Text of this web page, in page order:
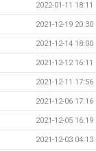
2022-01-11 18:11
2021-12-19 20:30
2021-12-14 18:00
2021-12-12 16:11
2021-12-11 17:56
2021-12-06 17:16
2021-12-05 16:19
2021-12-03 04:13